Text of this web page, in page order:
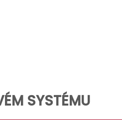
SYSTÉMU